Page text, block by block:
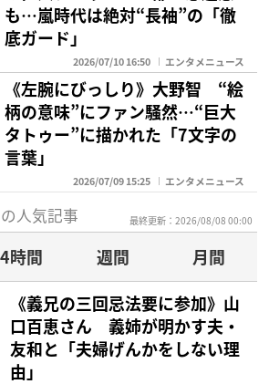
も…嵐時代は絶対“長袖”の「徹
底ガード」
2026/07/10 16:50 エンタメニュース
《左腕にびっしり》大野智 “絵
柄の意味”にファン騒然…“巨大
タトゥー”に描かれた「7文字の
言葉」
2026/07/09 15:25 エンタメニュース
人気記事 最終更新：2026/08/08 00:00
時間 週間
月間
《義兄の三回忌法要に参加》山
口百恵さん 義姉が明かす夫・
友和と「夫婦げんかをしない理
由」